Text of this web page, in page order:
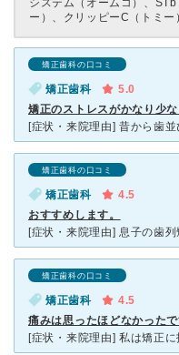
システム（オームコ）、
ー）、クリッピーC（トミー
矯正歯科の口コミ
矯正歯科
5.0
矯正のストレスがかなり少な
矯正歯科の口コミ
矯正歯科
4.5
おすすめします。
矯正歯科の口コミ
矯正歯科
4.5
痛みは思ったほどなかった